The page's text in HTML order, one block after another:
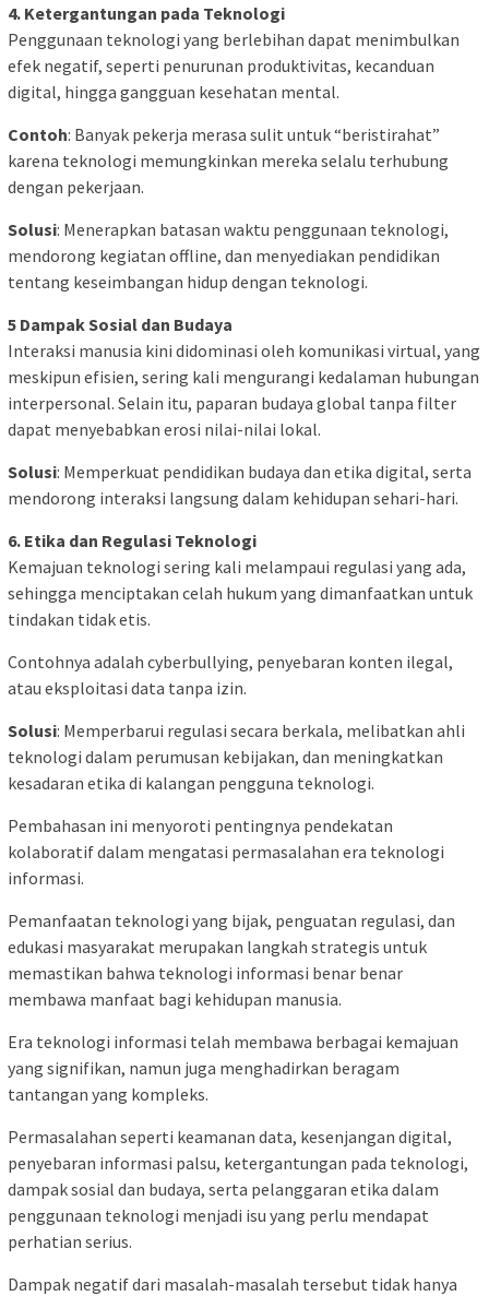
4. Ketergantungan pada Teknologi
Penggunaan teknologi yang berlebihan dapat menimbulkan
efek negatif, seperti penurunan produktivitas, kecanduan
digital, hingga gangguan kesehatan mental.
Contoh: Banyak pekerja merasa sulit untuk “beristirahat”
karena teknologi memungkinkan mereka selalu terhubung
dengan pekerjaan.
Solusi: Menerapkan batasan waktu penggunaan teknologi,
mendorong kegiatan offline, dan menyediakan pendidikan
tentang keseimbangan hidup dengan teknologi.
5 Dampak Sosial dan Budaya
Interaksi manusia kini didominasi oleh komunikasi virtual, yang
meskipun efisien, sering kali mengurangi kedalaman hubungan
interpersonal. Selain itu, paparan budaya global tanpa filter
dapat menyebabkan erosi nilai-nilai lokal.
Solusi: Memperkuat pendidikan budaya dan etika digital, serta
mendorong interaksi langsung dalam kehidupan sehari-hari.
6. Etika dan Regulasi Teknologi
Kemajuan teknologi sering kali melampaui regulasi yang ada,
sehingga menciptakan celah hukum yang dimanfaatkan untuk
tindakan tidak etis.
Contohnya adalah cyberbullying, penyebaran konten ilegal,
atau eksploitasi data tanpa izin.
Solusi: Memperbarui regulasi secara berkala, melibatkan ahli
teknologi dalam perumusan kebijakan, dan meningkatkan
kesadaran etika di kalangan pengguna teknologi.
Pembahasan ini menyoroti pentingnya pendekatan
kolaboratif dalam mengatasi permasalahan era teknologi
informasi.
Pemanfaatan teknologi yang bijak, penguatan regulasi, dan
edukasi masyarakat merupakan langkah strategis untuk
memastikan bahwa teknologi informasi benar benar
membawa manfaat bagi kehidupan manusia.
Era teknologi informasi telah membawa berbagai kemajuan
yang signifikan, namun juga menghadirkan beragam
tantangan yang kompleks.
Permasalahan seperti keamanan data, kesenjangan digital,
penyebaran informasi palsu, ketergantungan pada teknologi,
dampak sosial dan budaya, serta pelanggaran etika dalam
penggunaan teknologi menjadi isu yang perlu mendapat
perhatian serius.
Dampak negatif dari masalah-masalah tersebut tidak hanya